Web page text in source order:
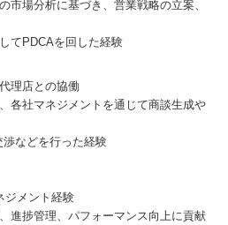
市場分析に基づき、営業戦略の立案、
てPDCAを回した経験
理店との協働
各社マネジメントを通じて商談生成や
渉などを行った経験
ジメント経験
進捗管理、パフォーマンス向上に貢献